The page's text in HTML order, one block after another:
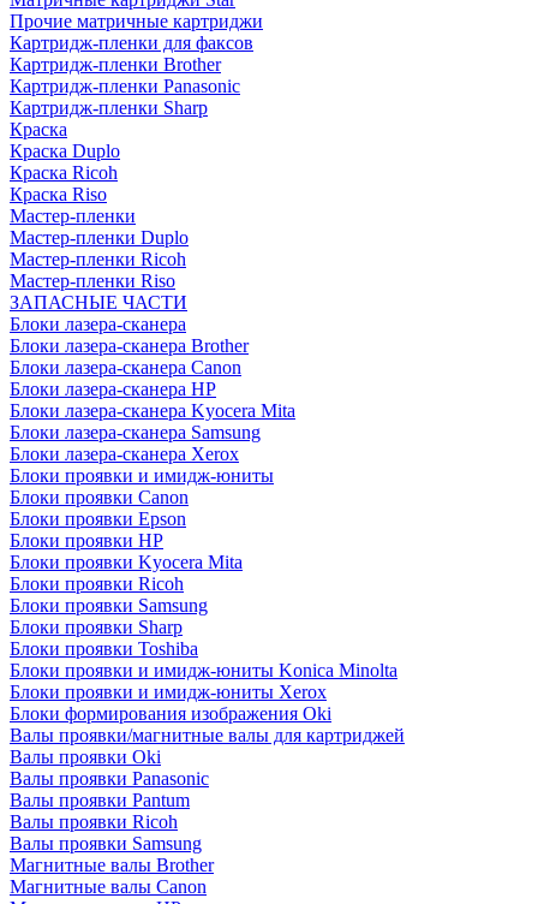
Прочие матричные картриджи
Картридж-пленки для факсов
Картридж-пленки Brother
Картридж-пленки Panasonic
Картридж-пленки Sharp
Краска
Краска Duplo
Краска Ricoh
Краска Riso
Мастер-пленки
Мастер-пленки Duplo
Мастер-пленки Ricoh
Мастер-пленки Riso
ЗАПАСНЫЕ ЧАСТИ
Блоки лазера-сканера
Блоки лазера-сканера Brother
Блоки лазера-сканера Canon
Блоки лазера-сканера HP
Блоки лазера-сканера Kyocera Mita
Блоки лазера-сканера Samsung
Блоки лазера-сканера Xerox
Блоки проявки и имидж-юниты
Блоки проявки Canon
Блоки проявки Epson
Блоки проявки HP
Блоки проявки Kyocera Mita
Блоки проявки Ricoh
Блоки проявки Samsung
Блоки проявки Sharp
Блоки проявки Toshiba
Блоки проявки и имидж-юниты Konica Minolta
Блоки проявки и имидж-юниты Xerox
Блоки формирования изображения Oki
Валы проявки/магнитные валы для картриджей
Валы проявки Oki
Валы проявки Panasonic
Валы проявки Pantum
Валы проявки Ricoh
Валы проявки Samsung
Магнитные валы Brother
Магнитные валы Canon